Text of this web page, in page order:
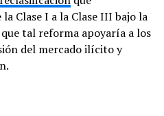
Clase I a la Clase III bajo la
tal reforma apoyaría a los
del mercado ilícito y